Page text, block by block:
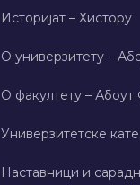
Историјат – Хисторy
О универзитету –
О факултету – Абоут
Универзитетске
Наставници и